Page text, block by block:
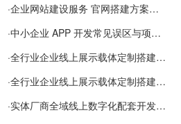
·企业网站建设服务 官网搭建方案经验分享
·中小企业 APP 开发常见误区与项目规划实用经验
·全行业企业线上展示载体定制搭建服务
·全行业企业线上展示载体定制搭建服务
·实体厂商全域线上数字化配套开发与地域检索优化服务